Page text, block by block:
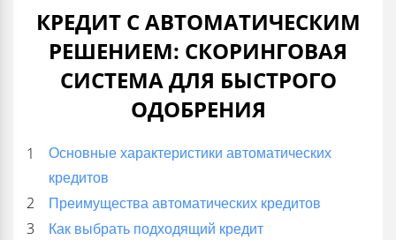
КРЕДИТ С АВТОМАТИЧЕСКИМ
РЕШЕНИЕМ: СКОРИНГОВАЯ
СИСТЕМА ДЛЯ БЫСТРОГО
ОДОБРЕНИЯ
Основные характеристики автоматических
кредитов
Преимущества автоматических кредитов
Как выбрать подходящий кредит